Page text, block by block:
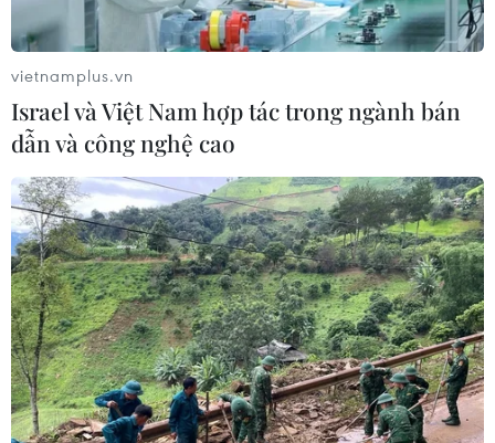
vào ngày 11/11/2023 tới.
vietnamplus.vn
Israel và Việt Nam hợp tác trong ngành bán
dẫn và công nghệ cao